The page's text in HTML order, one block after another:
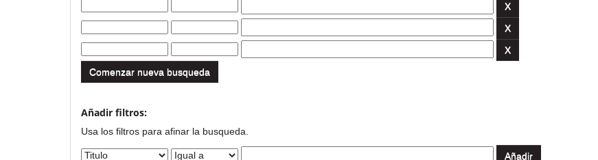
Comenzar nueva busqueda
Añadir filtros:
Usa los filtros para afinar la busqueda.